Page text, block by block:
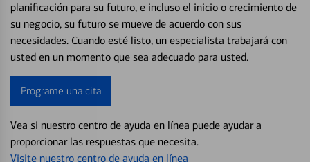
planificación para su futuro, e incluso el inicio o crecimiento de
su negocio, su futuro se mueve de acuerdo con sus
necesidades. Cuando esté listo, un especialista trabajará con
usted en un momento que sea adecuado para usted.
Programe una cita
Vea si nuestro centro de ayuda en línea puede ayudar a
proporcionar las respuestas que necesita.
Visite nuestro centro de ayuda en línea